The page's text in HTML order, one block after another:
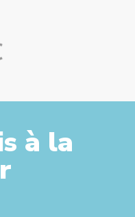
à la